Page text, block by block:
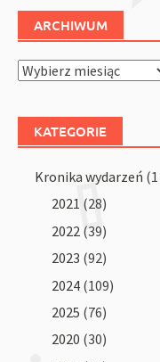
ARCHIWUM
Archiwum
KATEGORIE
Kronika wydarzeń
2021 (28)
2022 (39)
2023 (92)
2024 (109)
2025 (76)
2020 (30)